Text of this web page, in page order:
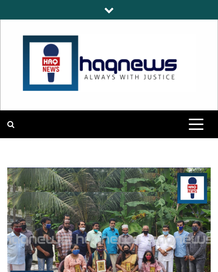
to
HAQNEWS